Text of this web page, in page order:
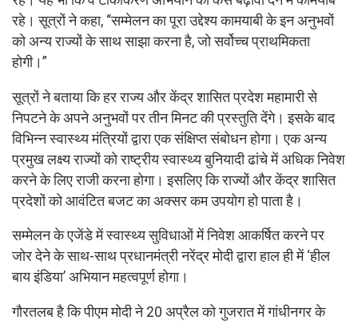
रहे। सूत्रों ने कहा, “सम्मेलन का पूरा उद्देश्य कामयाबी के इन अनुभवों
को अन्य राज्यों के साथ साझा करना है, जो सर्वोच्च प्राथमिकता
होगी।”
सूत्रों ने बताया कि हर राज्य और केंद्र शासित प्रदेश महामारी से
निपटने के अपने अनुभवों पर तीन मिनट की प्रस्तुति देंगे। इसके बाद
विभिन्न स्वास्थ्य मंत्रियों द्वारा एक संक्षिप्त संबोधन होगा। एक अन्य
प्रमुख लक्ष्य राज्यों को राष्ट्रीय स्वास्थ्य बुनियादी ढांचे में अधिक निवेश
करने के लिए राजी करना होगा। इसलिए कि राज्यों और केंद्र शासित
प्रदेशों को आवंटित बजट का अक्सर कम उपयोग हो पाता है।
सम्मेलन के एजेंडे में स्वास्थ्य सुविधाओं में निवेश आकर्षित करने पर
जोर देने के साथ-साथ प्रधानमंत्री नरेंद्र मोदी द्वारा हाल ही में ‘हील
बाय इंडिया’ अभियान महत्वपूर्ण होगा।
गौरतलब है कि पीएम मोदी ने 20 अप्रैल को गुजरात में गांधीनगर के